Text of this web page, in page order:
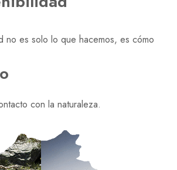
no es solo lo que hacemos, es cómo
con la naturaleza.